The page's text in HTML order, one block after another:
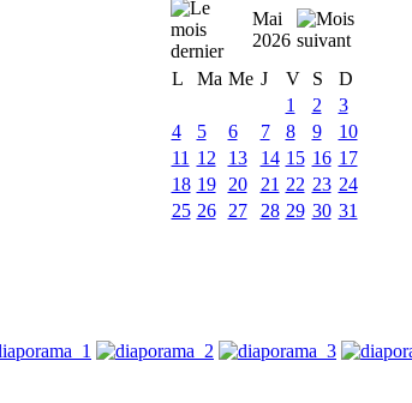
Mai
2026
L
Ma Me J V S
D
1
2
3
4
5 6 7 8 9
10
11 12 13 14 15 16 17
18 19 20 21 22 23 24
25 26 27 28 29 30 31